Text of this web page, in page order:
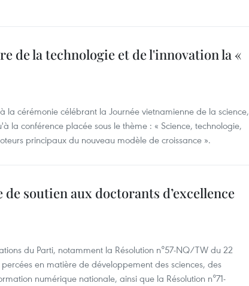
de la technologie et de l'innovation la «
la cérémonie célébrant la Journée vietnamienne de la science,
la conférence placée sous le thème : « Science, technologie,
principaux du nouveau modèle de croissance ».
soutien aux doctorants d’excellence
du Parti, notamment la Résolution n°57-NQ/TW du 22
en matière de développement des sciences, des
numérique nationale, ainsi que la Résolution n°71-